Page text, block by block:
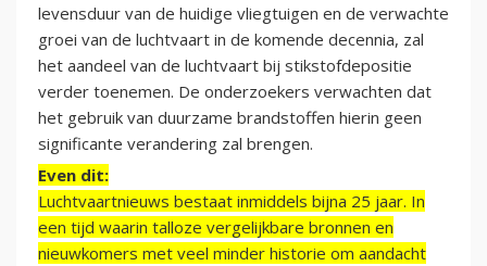
levensduur van de huidige vliegtuigen en de verwachte
groei van de luchtvaart in de komende decennia, zal
het aandeel van de luchtvaart bij stikstofdepositie
verder toenemen. De onderzoekers verwachten dat
het gebruik van duurzame brandstoffen hierin geen
significante verandering zal brengen.
Even dit:
Luchtvaartnieuws bestaat inmiddels bijna 25 jaar. In
een tijd waarin talloze vergelijkbare bronnen en
nieuwkomers met veel minder historie om aandacht